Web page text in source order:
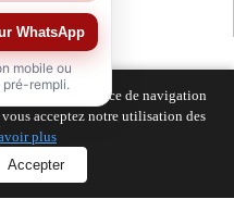
Instagram
votre expérience de navigation
acceptez notre utilisation des
plus
Accepter
WhatsApp
mobile ou
pré-rempli.